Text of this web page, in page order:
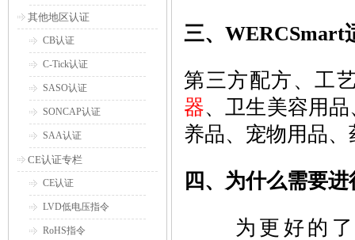
其他地区认证
CB认证
C-Tick认证
SASO认证
SONCAP认证
SAA认证
CE认证专栏
CE认证
LVD低电压指令
RoHS指令
三、WERCSmart
第三方配方、工
器、卫生美容用
养品、宠物用品
四、为什么需要
为更好的